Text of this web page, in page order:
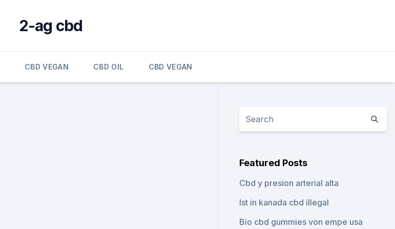
2-ag cbd
CBD VEGAN CBD OIL CBD VEGAN
Featured Posts
Cbd y presion arterial alta
Ist in kanada cbd illegal
Bio cbd gummies von empe usa